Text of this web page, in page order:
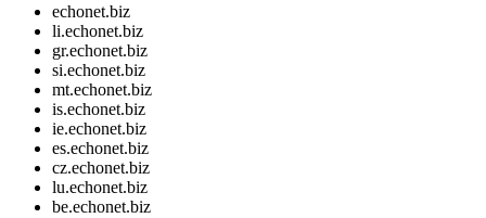
echonet.biz
li.echonet.biz
gr.echonet.biz
si.echonet.biz
mt.echonet.biz
is.echonet.biz
ie.echonet.biz
es.echonet.biz
cz.echonet.biz
lu.echonet.biz
be.echonet.biz